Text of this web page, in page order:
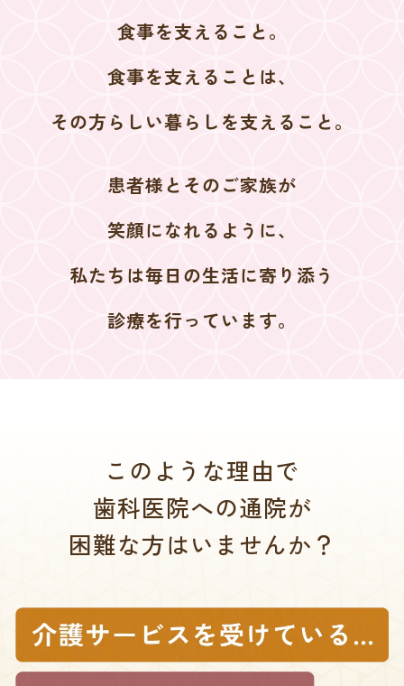
食事を支えること。
食事を支えることは、
その方らしい暮らしを支えること。
患者様とそのご家族が
笑顔になれるように、
私たちは毎日の生活に寄り添う
診療を行っています。
このような理由で
歯科医院への通院が
困難な方はいませんか？